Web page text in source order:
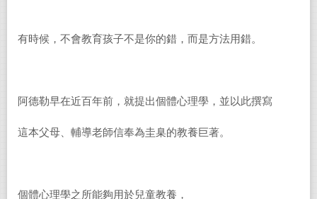
有時候，不會教育孩子不是你的錯，而是方法用錯。
阿德勒早在近百年前，就提出個體心理學，並以此撰寫
這本父母、輔導老師信奉為圭臬的教養巨著。
個體心理學之所能夠用於兒童教養，